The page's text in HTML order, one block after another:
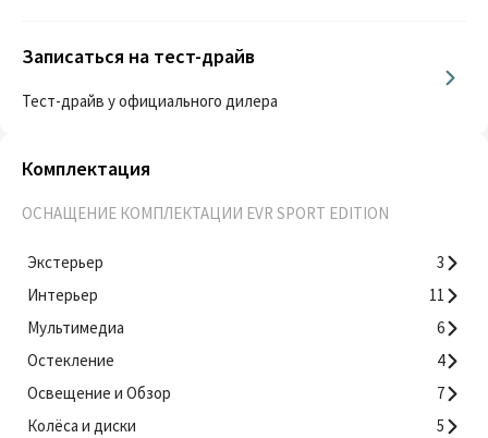
Записаться на тест-драйв
Тест-драйв у официального дилера
Комплектация
ОСНАЩЕНИЕ КОМПЛЕКТАЦИИ EVR SPORT EDITION
Экстерьер
3
Интерьер
11
Мультимедиа
6
Остекление
4
Освещение и Обзор
7
Колёса и диски
5